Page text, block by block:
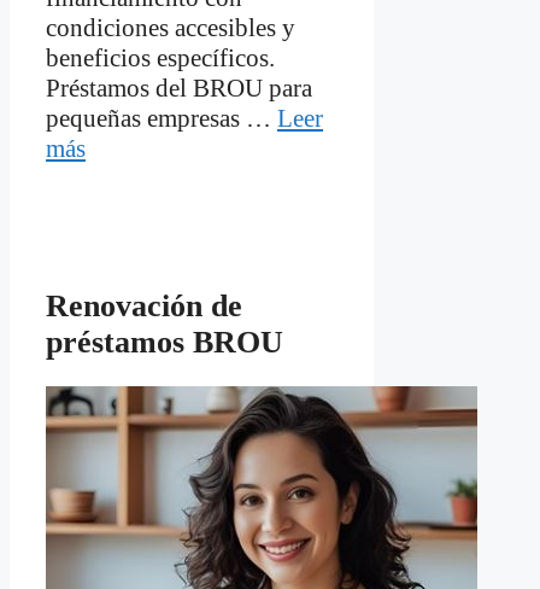
condiciones accesibles y
beneficios específicos.
Préstamos del BROU para
pequeñas empresas … Leer
más
Renovación de
préstamos BROU